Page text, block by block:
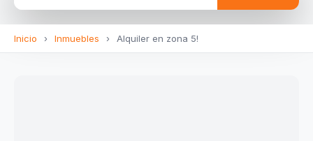
Inicio › Inmuebles › Alquiler en zona 5!